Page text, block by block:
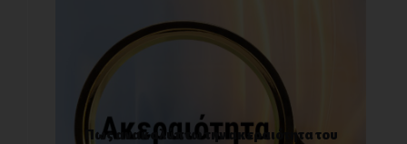
Πως ανακαλύπτω την ακεραιότητα του